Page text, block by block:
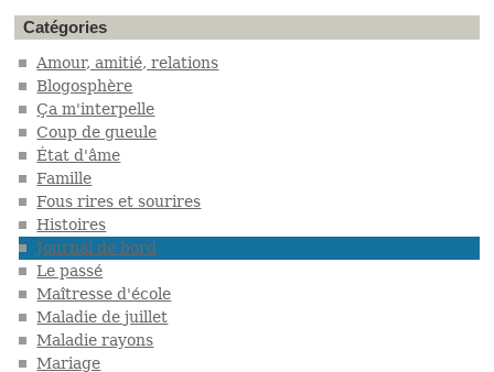
Catégories
Amour, amitié, relations
Blogosphère
Ça m'interpelle
Coup de gueule
État d'âme
Famille
Fous rires et sourires
Histoires
Journal de bord
Le passé
Maîtresse d'école
Maladie de juillet
Maladie rayons
Mariage